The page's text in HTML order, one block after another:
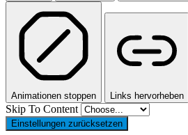
Animationen stoppen Links hervorheben
Skip To Content
Einstellungen zurücksetzen